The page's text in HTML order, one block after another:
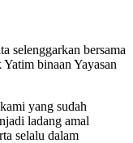
selenggarkan bersama
binaan Yayasan
yang sudah
ladang amal
selalu dalam